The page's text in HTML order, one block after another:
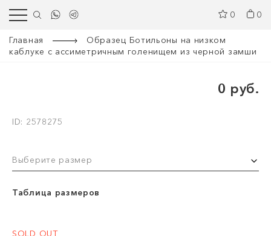
0 0
Главная
Образец Ботильоны на низком
каблуке с ассиметричным голенищем из черной замши
0 руб.
ID: 2578275
Выберите размер
Таблица размеров
SOLD OUT